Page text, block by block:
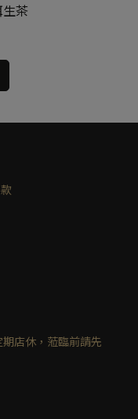
茶
店休，蒞臨前請先